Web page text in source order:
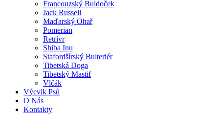
Francouzský Buldoček
Jack Russell
Maďarský Ohař
Pomerian
Retrívr
Shiba Inu
Stafordšírský Bulteriér
Tibetská Doga
Tibetský Mastif
Vlčák
Výcvik Psů
O Nás
Kontakty